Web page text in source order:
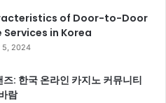
of Door-to-Door
Services in Korea
5, 2024
: 한국 온라인 카지노 커뮤니티
람